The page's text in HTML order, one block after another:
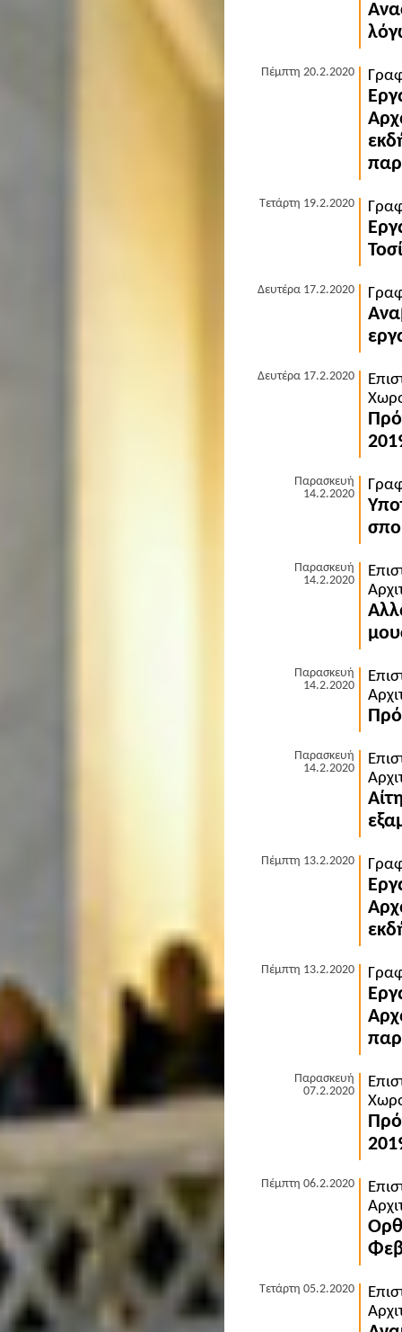
Πέμπτη 20.2.2020
Τετάρτη 19.2.2020
Δευτέρα 17.2.2020
Δευτέρα 17.2.2020
Παρασκευή
14.2.2020
Παρασκευή
14.2.2020
Παρασκευή
14.2.2020
Παρασκευή
14.2.2020
Πέμπτη 13.2.2020
Πέμπτη 13.2.2020
Παρασκευή
07.2.2020
Πέμπτη 06.2.2020
Τετάρτη 05.2.2020